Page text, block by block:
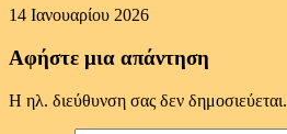
14 Ιανουαρίου 2026
Αφήστε μια απάντηση
Η ηλ. διεύθυνση σας δεν δημοσιεύεται.